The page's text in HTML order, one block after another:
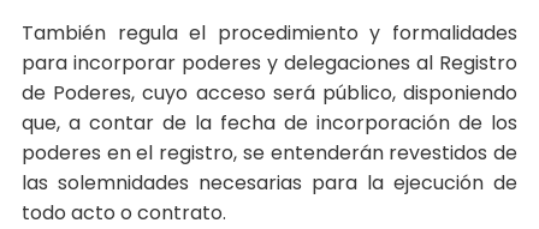
También regula el procedimiento y formalidades
para incorporar poderes y delegaciones al Registro
de Poderes, cuyo acceso será público, disponiendo
que, a contar de la fecha de incorporación de los
poderes en el registro, se entenderán revestidos de
las solemnidades necesarias para la ejecución de
todo acto o contrato.